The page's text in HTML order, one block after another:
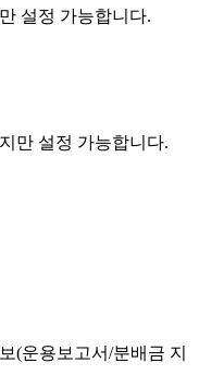
설정 가능합니다.
만 설정 가능합니다.
(운용보고서/분배금 지